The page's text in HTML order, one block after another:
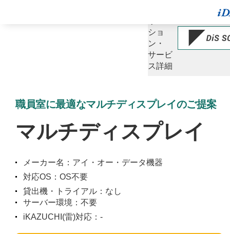
ショ
ン・
サービ
ス詳細
職員室に最適なマルチディスプレイのご提案
マルチディスプレイ
メーカー名：アイ・オー・データ機器
対応OS：OS不要
貸出機・トライアル：なし
サーバー環境：不要
iKAZUCHI(雷)対応：-